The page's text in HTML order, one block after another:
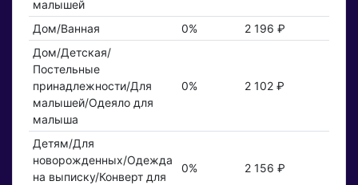
малышей
Дом/Ванная
0%
2 196 ₽
Дом/Детская/
Постельные
принадлежности/Для
малышей/Одеяло для
малыша
0% 2 102 ₽
Детям/Для
новорожденных/Одежда
на выписку/Конверт для
0% 2 156 ₽